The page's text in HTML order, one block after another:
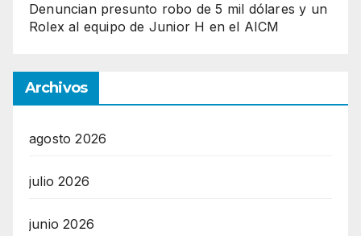
Denuncian presunto robo de 5 mil dólares y un
Rolex al equipo de Junior H en el AICM
Archivos
agosto 2026
julio 2026
junio 2026